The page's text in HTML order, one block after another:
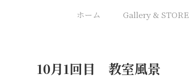
ホーム Gallery & STORE
10月1回目 教室風景